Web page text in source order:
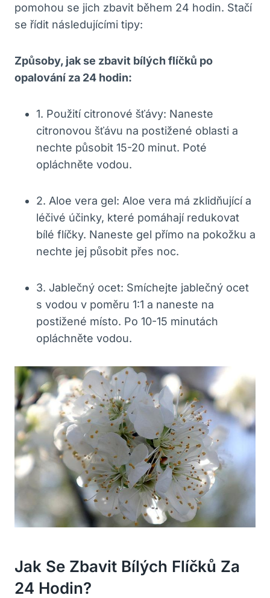
‍pomohou se jich zbavit během 24 hodin. Stačí
se řídit následujícími tipy:
Způsoby, jak se zbavit bílých flíčků po
opalování za 24 ⁤hodin:
1. Použití⁢ citronové šťávy:⁤ Naneste
citronovou šťávu na postižené oblasti ‌a
nechte​ působit 15-20 ​minut. Poté
opláchněte⁢ vodou.
2. ‍Aloe vera gel: Aloe vera má zklidňující⁢ a
léčivé účinky, které pomáhají redukovat
bílé flíčky. Naneste gel přímo na pokožku⁢ a
nechte jej působit přes noc.
3. Jablečný ocet: ​Smíchejte jablečný ocet
s⁢ vodou v poměru 1:1 a naneste na
postižené místo. Po 10-15 minutách
opláchněte vodou.
Jak Se Zbavit Bílých Flíčků Za
‌24 Hodin?